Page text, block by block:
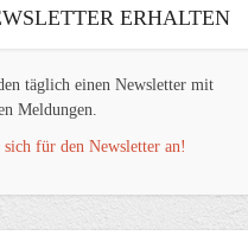
ERHALTEN
täglich einen Newsletter mit
Meldungen.
für den Newsletter an!